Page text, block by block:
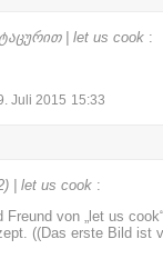
| let us cook :
Juli 2015 15:33
| let us cook :
von „let us
((Das erste Bild ist